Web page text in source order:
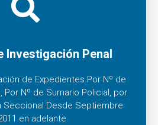
Investigación Penal
de Expedientes Por Nº de
Por Nº de Sumario Policial, por
Seccional Desde Septiembre
en adelante